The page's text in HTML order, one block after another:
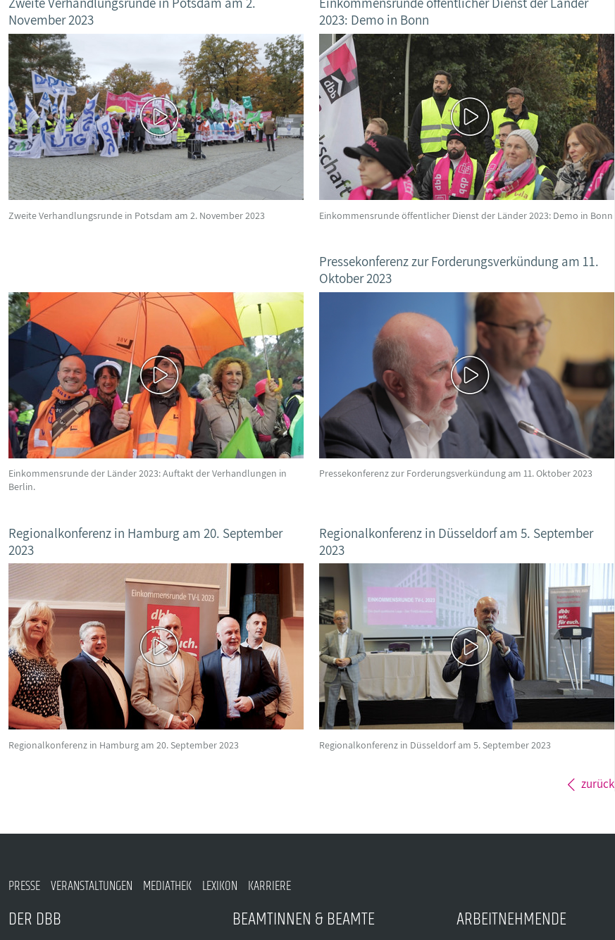
November 2023
Zweite Verhandlungsrunde in Potsdam am 2. November 2023
2023: Demo in Bonn
Einkommensrunde öffentlicher Dienst der Länder 2023: Demo in Bonn
Einkommensrunde der Länder 2023: Auftakt der Verhandlungen in
Berlin.
Pressekonferenz zur Forderungsverkündung am 11.
Oktober 2023
Pressekonferenz zur Forderungsverkündung am 11. Oktober 2023
Regionalkonferenz in Hamburg am 20. September
2023
Regionalkonferenz in Hamburg am 20. September 2023
Regionalkonferenz in Düsseldorf am 5. September
2023
Regionalkonferenz in Düsseldorf am 5. September 2023
zurück
PRESSE VERANSTALTUNGEN MEDIATHEK LEXIKON KARRIERE
DER DBB BEAMTINNEN & BEAMTE ARBEITNEHMENDE